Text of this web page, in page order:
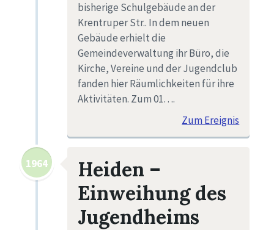
bisherige Schulgebäude an der
Krentruper Str.. In dem neuen
Gebäude erhielt die
Gemeindeverwaltung ihr Büro, die
Kirche, Vereine und der Jugendclub
fanden hier Räumlichkeiten für ihre
Aktivitäten. Zum 01….
Zum Ereignis
1964
Heiden –
Einweihung des
Jugendheims